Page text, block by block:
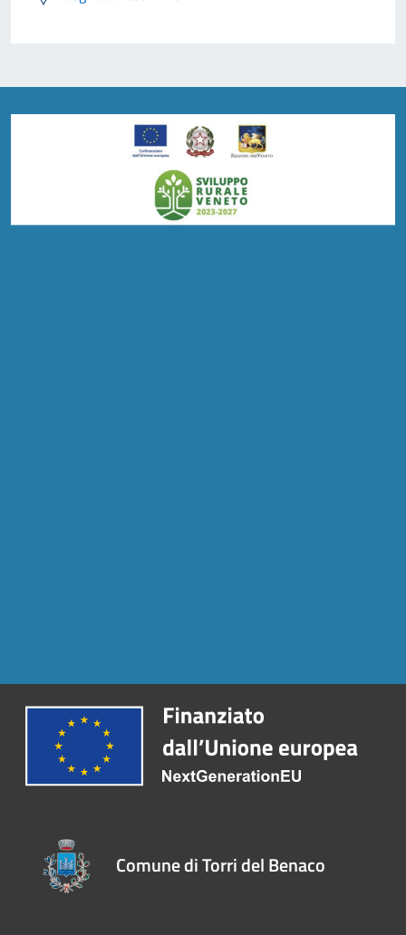
Comune di Torri del Benaco